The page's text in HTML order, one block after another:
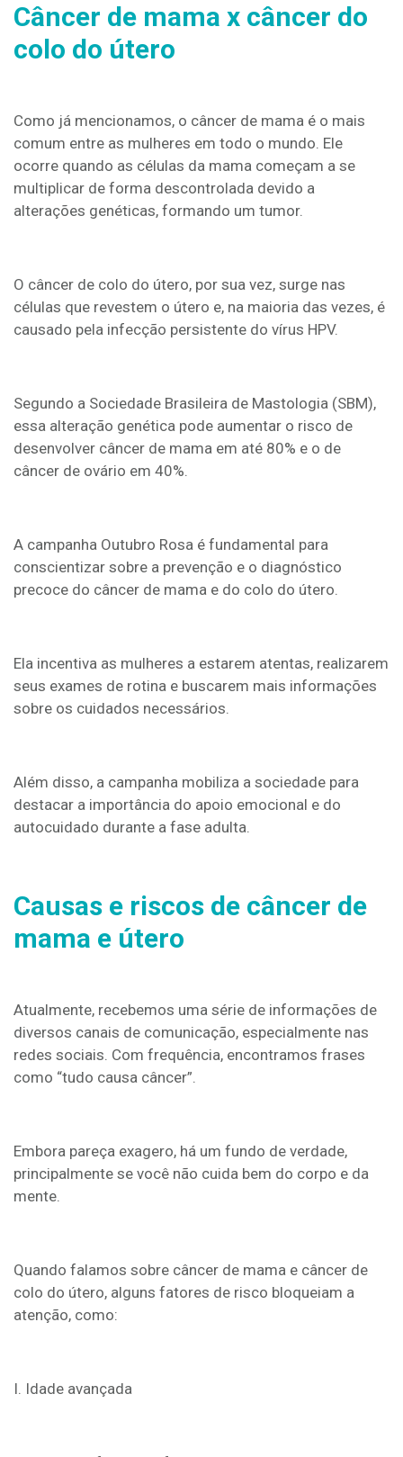
Câncer de mama x câncer do
colo do útero
Como já mencionamos, o câncer de mama é o mais
comum entre as mulheres em todo o mundo. Ele
ocorre quando as células da mama começam a se
multiplicar de forma descontrolada devido a
alterações genéticas, formando um tumor.
O câncer de colo do útero, por sua vez, surge nas
células que revestem o útero e, na maioria das vezes, é
causado pela infecção persistente do vírus HPV.
Segundo a Sociedade Brasileira de Mastologia (SBM),
essa alteração genética pode aumentar o risco de
desenvolver câncer de mama em até 80% e o de
câncer de ovário em 40%.
A campanha Outubro Rosa é fundamental para
conscientizar sobre a prevenção e o diagnóstico
precoce do câncer de mama e do colo do útero.
Ela incentiva as mulheres a estarem atentas, realizarem
seus exames de rotina e buscarem mais informações
sobre os cuidados necessários.
Além disso, a campanha mobiliza a sociedade para
destacar a importância do apoio emocional e do
autocuidado durante a fase adulta.
Causas e riscos de câncer de
mama e útero
Atualmente, recebemos uma série de informações de
diversos canais de comunicação, especialmente nas
redes sociais. Com frequência, encontramos frases
como “tudo causa câncer”.
Embora pareça exagero, há um fundo de verdade,
principalmente se você não cuida bem do corpo e da
mente.
Quando falamos sobre câncer de mama e câncer de
colo do útero, alguns fatores de risco bloqueiam a
atenção, como:
I. Idade avançada